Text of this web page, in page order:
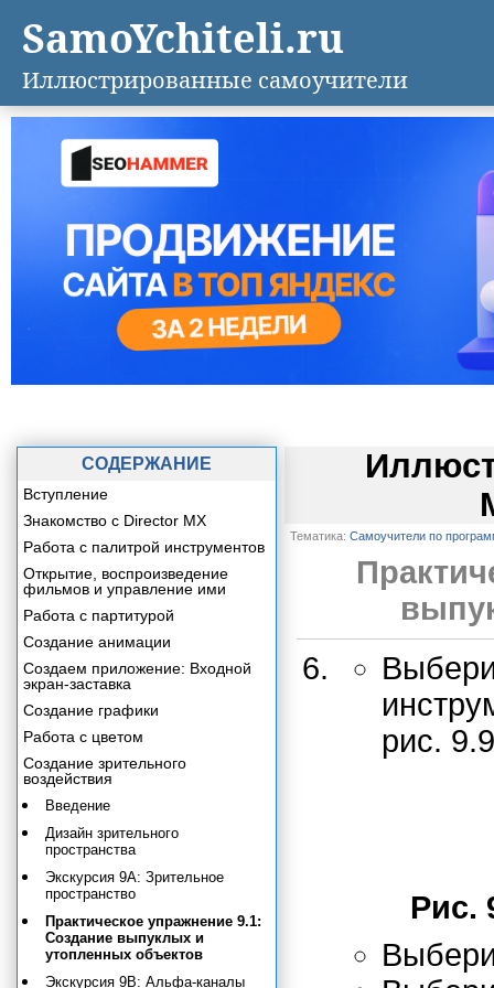
Тематика: Самоучители по
рис.
Рис.
СОДЕРЖАНИЕ
Вступление
Знакомство с Director MX
Работа с палитрой инструментов
Открытие, воспроизведение
фильмов и управление ими
Работа с партитурой
Создание анимации
Создаем приложение: Входной
экран-заставка
Создание графики
Работа с цветом
Создание зрительного
воздействия
Введение
Дизайн зрительного
пространства
Экскурсия 9А: Зрительное
пространство
Практическое упражнение 9.1:
Создание выпуклых и
утопленных объектов
Экскурсия 9В: Альфа-каналы
SamoYchiteli.ru
Иллюстрированные самоучители